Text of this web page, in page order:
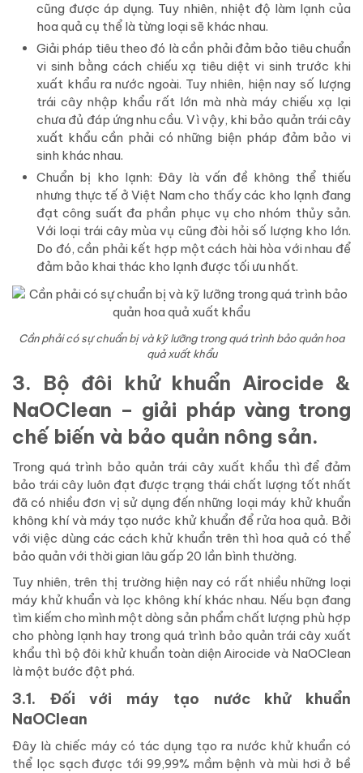
cũng được áp dụng. Tuy nhiên, nhiệt độ làm lạnh của
hoa quả cụ thể là từng loại sẽ khác nhau.
Giải pháp tiêu theo đó là cần phải đảm bảo tiêu chuẩn
vi sinh bằng cách chiếu xạ tiêu diệt vi sinh trước khi
xuất khẩu ra nước ngoài. Tuy nhiên, hiện nay số lượng
trái cây nhập khẩu rất lớn mà nhà máy chiếu xạ lại
chưa đủ đáp ứng nhu cầu. Vì vậy, khi bảo quản trái cây
xuất khẩu cần phải có những biện pháp đảm bảo vi
sinh khác nhau.
Chuẩn bị kho lạnh: Đây là vấn đề không thể thiếu
nhưng thực tế ở Việt Nam cho thấy các kho lạnh đang
đạt công suất đa phần phục vụ cho nhóm thủy sản.
Với loại trái cây mùa vụ cũng đòi hỏi số lượng kho lớn.
Do đó, cần phải kết hợp một cách hài hòa với nhau để
đảm bảo khai thác kho lạnh được tối ưu nhất.
Cần phải có sự chuẩn bị và kỹ lưỡng trong quá trình bảo quản hoa
quả xuất khẩu
3. Bộ đôi khử khuẩn Airocide &
NaOClean – giải pháp vàng trong
chế biến và bảo quản nông sản.
Trong quá trình bảo quản trái cây xuất khẩu thì để đảm
bảo trái cây luôn đạt được trạng thái chất lượng tốt nhất
đã có nhiều đơn vị sử dụng đến những loại máy khử khuẩn
không khí và máy tạo nước khử khuẩn để rửa hoa quả. Bởi
với việc dùng các cách khử khuẩn trên thì hoa quả có thể
bảo quản với thời gian lâu gấp 20 lần bình thường.
Tuy nhiên, trên thị trường hiện nay có rất nhiều những loại
máy khử khuẩn và lọc không khí khác nhau. Nếu bạn đang
tìm kiếm cho mình một dòng sản phẩm chất lượng phù hợp
cho phòng lạnh hay trong quá trình bảo quản trái cây xuất
khẩu thì bộ đôi khử khuẩn toàn diện Airocide và NaOClean
là một bước đột phá.
3.1. Đối với máy tạo nước khử khuẩn
NaOClean
Đây là chiếc máy có tác dụng tạo ra nước khử khuẩn có
thể lọc sạch được tới 99,99% mầm bệnh và mùi hơi ở bề